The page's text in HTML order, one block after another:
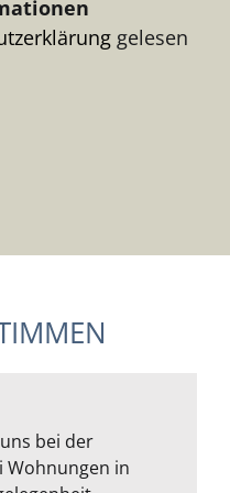
gelesen
bei der
Wohnungen in
Geck prüfen
da ich mich
nicht
eine Wohnung
und wir
können Frau